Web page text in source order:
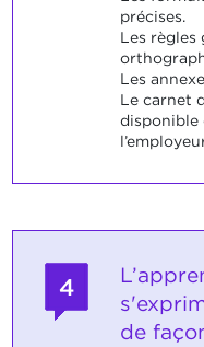
précises.
Les règles
Les
Le carnet
disponible
4
de